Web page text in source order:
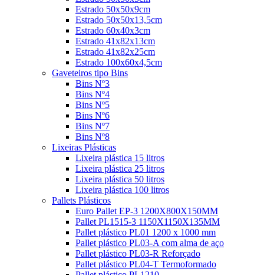
Estrado 50x50x9cm
Estrado 50x50x13,5cm
Estrado 60x40x3cm
Estrado 41x82x13cm
Estrado 41x82x25cm
Estrado 100x60x4,5cm
Gaveteiros tipo Bins
Bins Nº3
Bins Nº4
Bins Nº5
Bins Nº6
Bins Nº7
Bins Nº8
Lixeiras Plásticas
Lixeira plástica 15 litros
Lixeira plástica 25 litros
Lixeira plástica 50 litros
Lixeira plástica 100 litros
Pallets Plásticos
Euro Pallet EP-3 1200X800X150MM
Pallet PL1515-3 1150X1150X135MM
Pallet plástico PL01 1200 x 1000 mm
Pallet plástico PL03-A com alma de aço
Pallet plástico PL03-R Reforçado
Pallet plástico PL04-T Termoformado